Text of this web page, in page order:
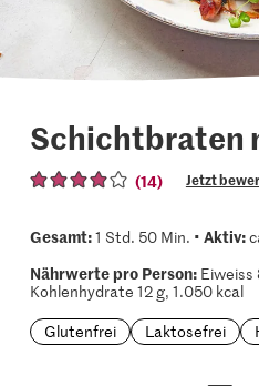
Schichtbraten
(14) Jetzt
Gesamt:1 Std. 50 Min. • Aktiv:
Nährwerte pro Person:Eiweiss
Kohlenhydrate 12 g, 1.050 kcal
Glutenfrei
Laktosefrei